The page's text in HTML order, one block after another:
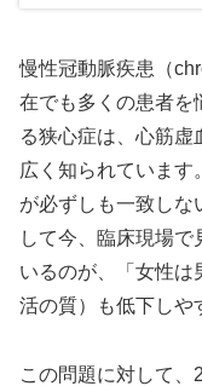
慢性冠動脈疾患（
在でも多くの患者を
る狭心症は、心筋虚
広く知られていま
が必ずしも一致しな
して今、臨床現場
いるのが、「女性は
活の質）も低下しや
この問題に対して